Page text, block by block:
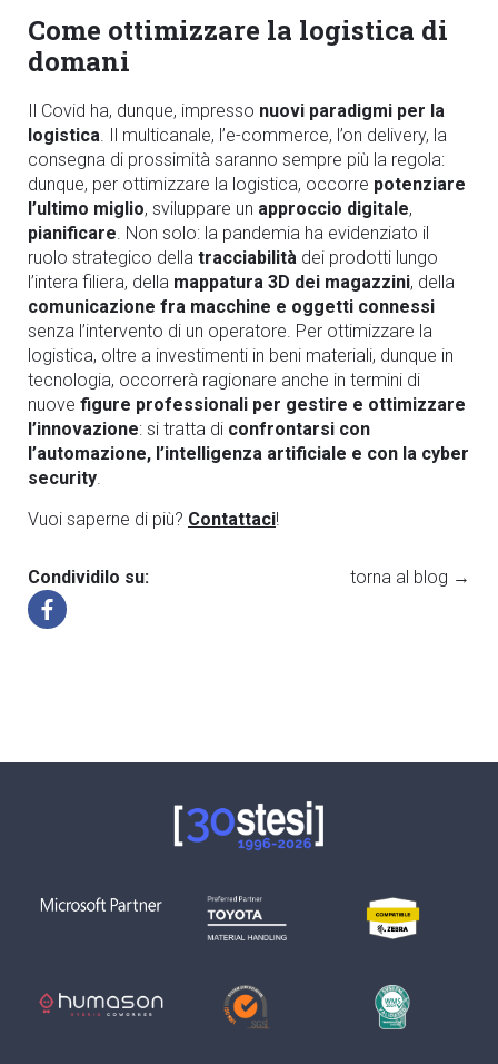
Come ottimizzare la logistica di
domani
Il Covid ha, dunque, impresso nuovi paradigmi per la
logistica. Il multicanale, l’e-commerce, l’on delivery, la
consegna di prossimità saranno sempre più la regola:
dunque, per ottimizzare la logistica, occorre potenziare
l’ultimo miglio, sviluppare un approccio digitale,
pianificare. Non solo: la pandemia ha evidenziato il
ruolo strategico della tracciabilità dei prodotti lungo
l’intera filiera, della mappatura 3D dei magazzini, della
comunicazione fra macchine e oggetti connessi
senza l’intervento di un operatore. Per ottimizzare la
logistica, oltre a investimenti in beni materiali, dunque in
tecnologia, occorrerà ragionare anche in termini di
nuove figure professionali per gestire e ottimizzare
l’innovazione: si tratta di confrontarsi con
l’automazione, l’intelligenza artificiale e con la cyber
security.
Vuoi saperne di più? Contattaci!
Condividilo su: torna al blog →